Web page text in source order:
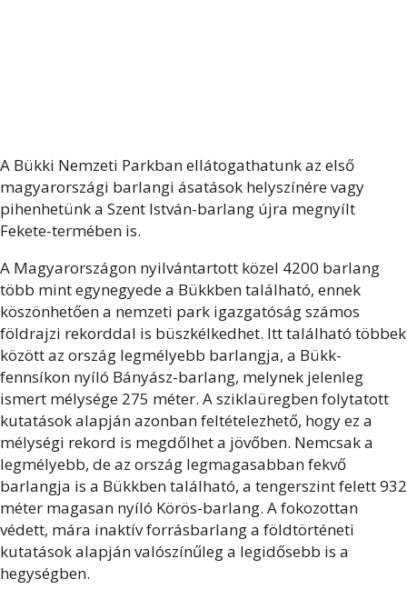
A Bükki Nemzeti Parkban ellátogathatunk az első
magyarországi barlangi ásatások helyszínére vagy
pihenhetünk a Szent István-barlang újra megnyílt
Fekete-termében is.
A Magyarországon nyilvántartott közel 4200 barlang
több mint egynegyede a Bükkben található, ennek
köszönhetően a nemzeti park igazgatóság számos
földrajzi rekorddal is büszkélkedhet. Itt található többek
között az ország legmélyebb barlangja, a Bükk-
fennsíkon nyíló Bányász-barlang, melynek jelenleg
ismert mélysége 275 méter. A sziklaüregben folytatott
kutatások alapján azonban feltételezhető, hogy ez a
mélységi rekord is megdőlhet a jövőben. Nemcsak a
legmélyebb, de az ország legmagasabban fekvő
barlangja is a Bükkben található, a tengerszint felett 932
méter magasan nyíló Körös-barlang. A fokozottan
védett, mára inaktív forrásbarlang a földtörténeti
kutatások alapján valószínűleg a legidősebb is a
hegységben.